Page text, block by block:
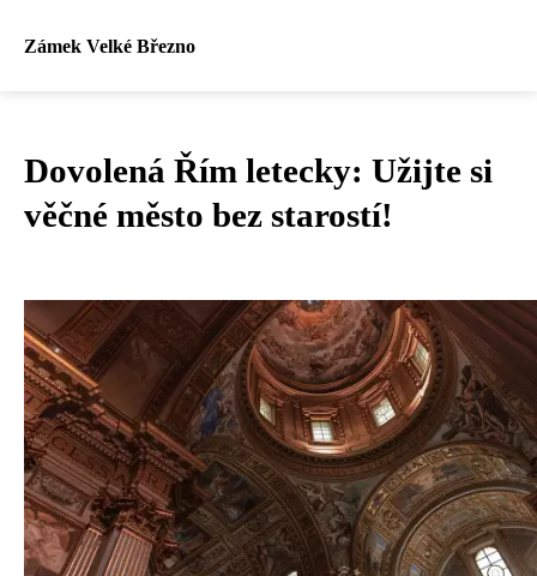
Zámek Velké Březno
Dovolená Řím letecky: Užijte si
věčné město bez starostí!